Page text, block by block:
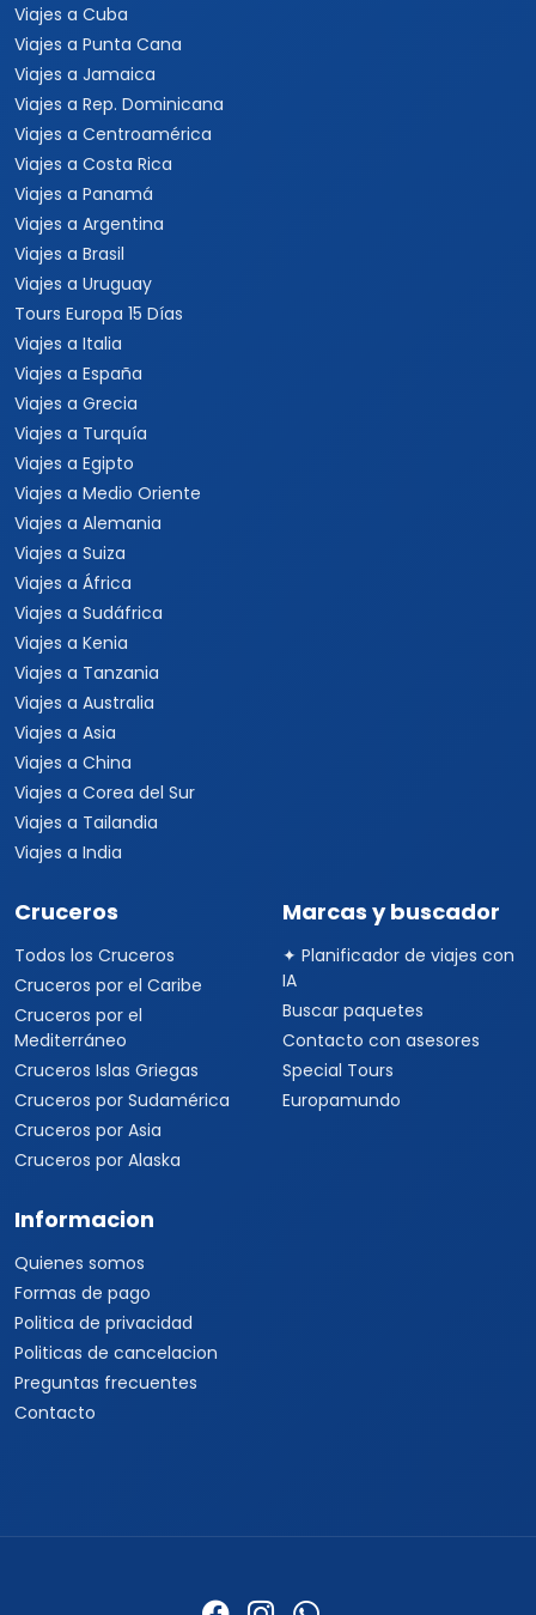
Viajes a Cuba
Viajes a Punta Cana
Viajes a Jamaica
Viajes a Rep. Dominicana
Viajes a Centroamérica
Viajes a Costa Rica
Viajes a Panamá
Viajes a Argentina
Viajes a Brasil
Viajes a Uruguay
Tours Europa 15 Días
Viajes a Italia
Viajes a España
Viajes a Grecia
Viajes a Turquía
Viajes a Egipto
Viajes a Medio Oriente
Viajes a Alemania
Viajes a Suiza
Viajes a África
Viajes a Sudáfrica
Viajes a Kenia
Viajes a Tanzania
Viajes a Australia
Viajes a Asia
Viajes a China
Viajes a Corea del Sur
Viajes a Tailandia
Viajes a India
Cruceros
Todos los Cruceros
Cruceros por el Caribe
Cruceros por el
Mediterráneo
Cruceros Islas Griegas
Cruceros por Sudamérica
Cruceros por Asia
Cruceros por Alaska
Marcas y buscador
✦ Planificador de viajes con
IA
Buscar paquetes
Contacto con asesores
Special Tours
Europamundo
Informacion
Quienes somos
Formas de pago
Politica de privacidad
Politicas de cancelacion
Preguntas frecuentes
Contacto